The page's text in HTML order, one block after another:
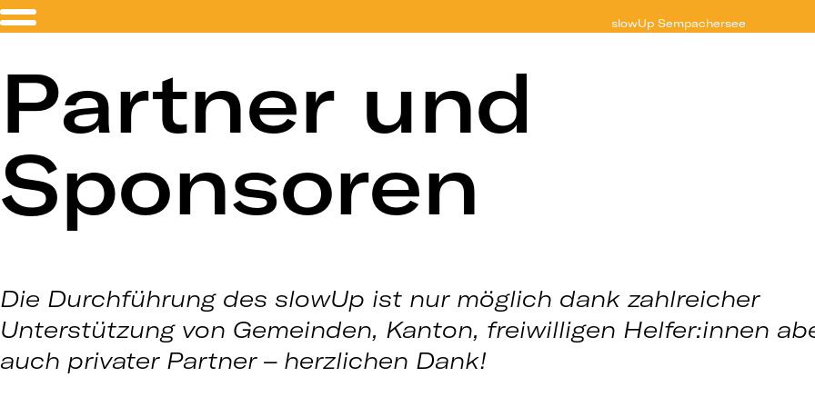
slowUp Sempachersee
Partner und
Sponsoren
Die Durchführung des slowUp ist nur möglich dank zahlreicher
Unterstützung von Gemeinden, Kanton, freiwilligen Helfer:innen
auch privater Partner – herzlichen Dank!